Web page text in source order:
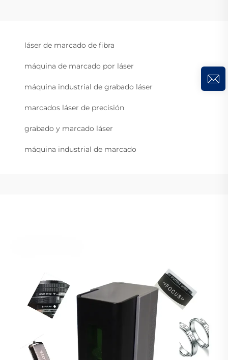
láser de marcado de fibra
máquina de marcado por láser
máquina industrial de grabado láser
marcados láser de precisión
grabado y marcado láser
máquina industrial de marcado